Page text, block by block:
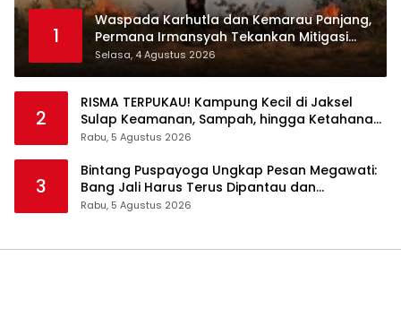
1
Waspada Karhutla dan Kemarau Panjang,
Permana Irmansyah Tekankan Mitigasi
Berbasis Komunitas
Selasa, 4 Agustus 2026
2
RISMA TERPUKAU! Kampung Kecil di Jaksel
Sulap Keamanan, Sampah, hingga Ketahanan
Pangan Jadi Satu Sistem
Rabu, 5 Agustus 2026
3
Bintang Puspayoga Ungkap Pesan Megawati:
Bang Jali Harus Terus Dipantau dan
Dikembangkan
Rabu, 5 Agustus 2026